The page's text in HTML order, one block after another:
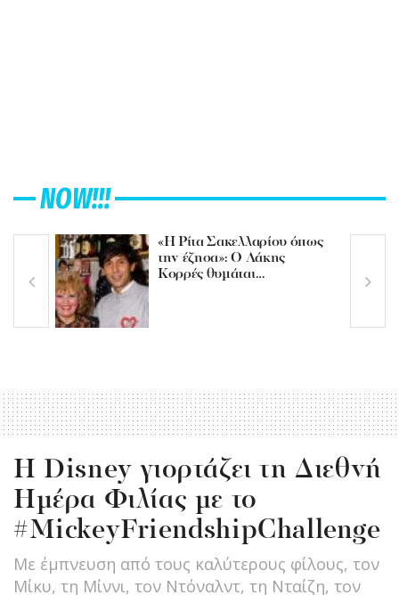
NOW!!!
«Η Ρίτα Σακελλαρίου όπως
την έζησα»: Ο Λάκης
Κορρές θυμάται…
Η Disney γιορτάζει τη Διεθνή
Ημέρα Φιλίας με το
#MickeyFriendshipChallenge
Με έμπνευση από τους καλύτερους φίλους, τον
Μίκυ, τη Μίννι, τον Ντόναλντ, τη Νταίζη, τον